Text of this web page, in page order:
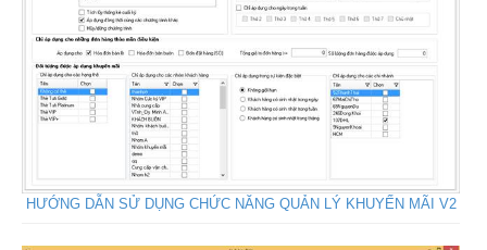
HƯỚNG DẪN SỬ DỤNG CHỨC NĂNG QUẢN LÝ KHUYẾN MÃI V2